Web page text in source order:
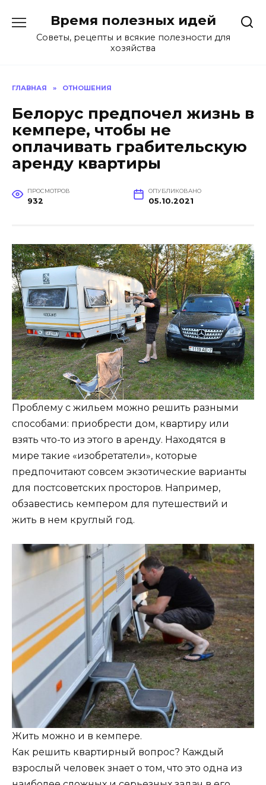
содержанию
Время полезных идей
Советы, рецепты и всякие полезности для
хозяйства
ГЛАВНАЯ » ОТНОШЕНИЯ
Белорус предпочел жизнь в
кемпере, чтобы не
оплачивать грабительскую
аренду квартиры
ПРОСМОТРОВ
932
ОПУБЛИКОВАНО
05.10.2021
Проблему с жильем можно решить разными
способами: приобрести дом, квартиру или
взять что-то из этого в аренду. Находятся в
мире такие «изобретатели», которые
предпочитают совсем экзотические варианты
для постсоветских просторов. Например,
обзавестись кемпером для путешествий и
жить в нем круглый год.
Жить можно и в кемпере.
Как решить квартирный вопрос? Каждый
взрослый человек знает о том, что это одна из